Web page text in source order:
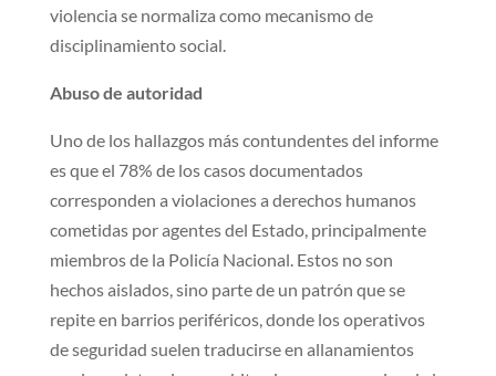
violencia se normaliza como mecanismo de
disciplinamiento social.
Abuso de autoridad
Uno de los hallazgos más contundentes del informe
es que el 78% de los casos documentados
corresponden a violaciones a derechos humanos
cometidas por agentes del Estado, principalmente
miembros de la Policía Nacional. Estos no son
hechos aislados, sino parte de un patrón que se
repite en barrios periféricos, donde los operativos
de seguridad suelen traducirse en allanamientos